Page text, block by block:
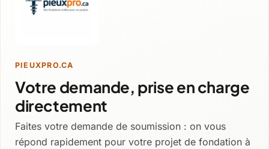
PIEUXPRO.CA
Votre demande, prise en charge
directement
Faites votre demande de soumission : on vous
répond rapidement pour votre projet de fondation à